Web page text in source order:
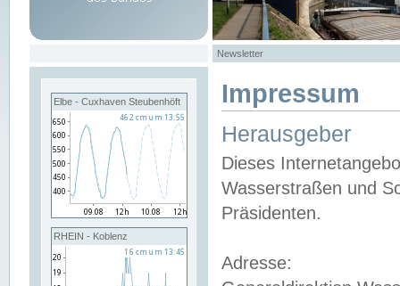
Newsletter
Elbe - Cuxhaven Steubenhöft
RHEIN - Koblenz
Impressum
Herausgeber
Dieses
Wasserstraßen und
Präsidenten.
Adresse: